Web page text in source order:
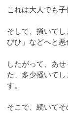
これは大人でも子
そして、掻いて
びひ」などへと悪
したがって、あ
た、多少掻いて
す。
そこで、続いて